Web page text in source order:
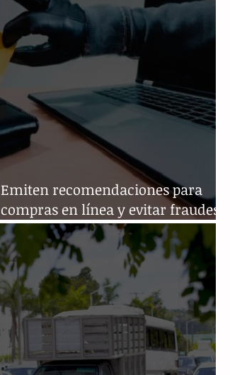
Emiten recomendaciones para
compras en línea y evitar fraudes
en el Hot Sale